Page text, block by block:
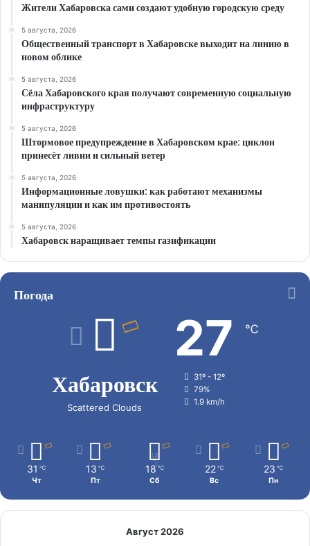
Жители Хабаровска сами создают удобную городскую среду
5 августа, 2026
Общественный транспорт в Хабаровске выходит на линию в
новом облике
5 августа, 2026
Сёла Хабаровского края получают современную социальную
инфраструктуру
5 августа, 2026
Штормовое предупреждение в Хабаровском крае: циклон
принесёт ливни и сильный ветер
5 августа, 2026
Информационные ловушки: как работают механизмы
манипуляции и как им противостоять
5 августа, 2026
Хабаровск наращивает темпы газификации
Погода
Хабаровск
Scattered Clouds
27 ℃
31º - 12º
79%
1.9 km/h
31 ℃
Чт
13 ℃
Пт
18 ℃
Сб
22 ℃
Вс
23 ℃
Пн
Август 2026